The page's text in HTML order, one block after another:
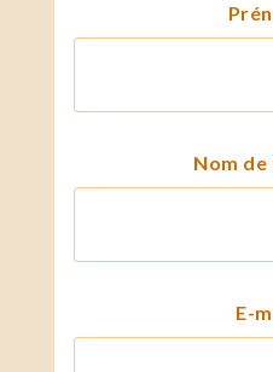
Nom
E-